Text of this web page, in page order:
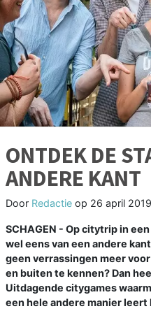
ONTDEK DE
ANDERE KANT
Door Redactie op 26 april
SCHAGEN - Op citytrip in
wel eens van een andere
geen verrassingen meer
en buiten te kennen? Dan
Uitdagende citygames
een hele andere manier leert